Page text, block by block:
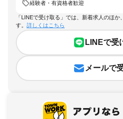
経験者・有資格者歓迎
「LINEで受け取る」では、新着求人のほ
す。 詳しくはこちら
LINEで受
メールで